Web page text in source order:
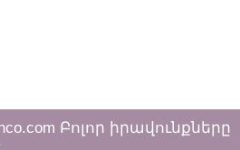
Բոլոր իրավունքները